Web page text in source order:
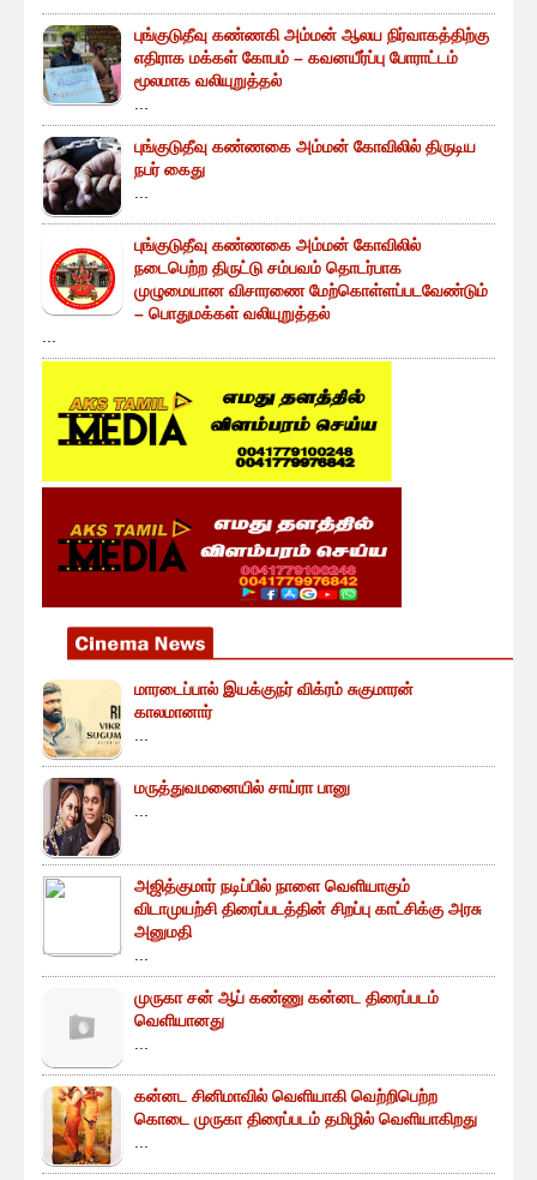
புங்குடுதீவு கண்ணகி அம்மன் ஆலய நிர்வாகத்திற்கு
எதிராக மக்கள் கோபம் – கவனயீர்ப்பு போராட்டம்
மூலமாக வலியுறுத்தல்
புங்குடுதீவு கண்ணகை அம்மன் கோவிலில் திருடிய
நபர் கைது
புங்குடுதீவு கண்ணகை அம்மன் கோவிலில்
நடைபெற்ற திருட்டு சம்பவம் தொடர்பாக
முழுமையான விசாரணை மேற்கொள்ளப்படவேண்டும்
– பொதுமக்கள் வலியுறுத்தல்
மாரடைப்பால் இயக்குநர் விக்ரம் சுகுமாரன்
காலமானார்
மருத்துவமனையில் சாய்ரா பானு
அஜித்குமார் நடிப்பில் நாளை வெளியாகும்
விடாமுயற்சி திரைப்படத்தின் சிறப்பு காட்சிக்கு அரசு
அனுமதி
முருகா சன் ஆப் கண்ணு கன்னட திரைப்படம்
வெளியானது
கன்னட சினிமாவில் வெளியாகி வெற்றிபெற்ற
கொடை முருகா திரைப்படம் தமிழில் வெளியாகிறது